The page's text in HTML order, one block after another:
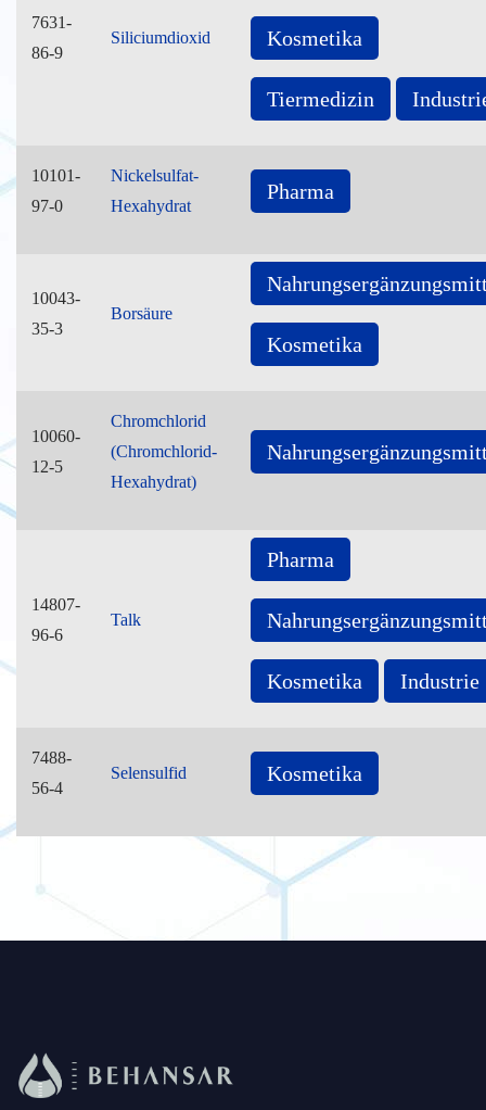
7631-
86-9
Siliciumdioxid Kosmetika
Tiermedizin
10101-
97-0
Nickelsulfat-
Hexahydrat
Pharma
10043-
35-3
Borsäure
Kosmetika
10060-
12-5
Chromchlorid
(Chromchlorid-
Hexahydrat)
14807-
96-6
Talk
Pharma
Kosmetika Industrie
7488-
56-4
Selensulfid Kosmetika